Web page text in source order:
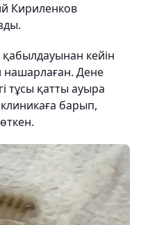
Кириленков
кейін
нашарлаған. Дене
тұсы қатты ауыра
барып,